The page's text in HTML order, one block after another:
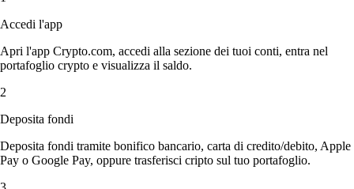
Accedi l'app
Apri l'app Crypto.com, accedi alla sezione dei tuoi conti, entra nel
portafoglio crypto e visualizza il saldo.
2
Deposita fondi
Deposita fondi tramite bonifico bancario, carta di credito/debito, Apple
Pay o Google Pay, oppure trasferisci cripto sul tuo portafoglio.